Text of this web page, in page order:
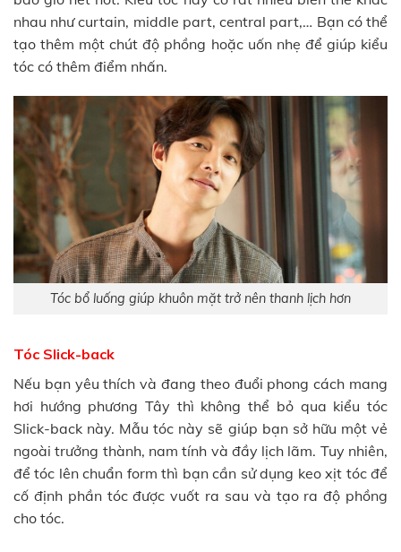
nhau như curtain, middle part, central part,… Bạn có thể
tạo thêm một chút độ phồng hoặc uốn nhẹ để giúp kiểu
tóc có thêm điểm nhấn.
Tóc bổ luống giúp khuôn mặt trở nên thanh lịch hơn
Tóc Slick-back
Nếu bạn yêu thích và đang theo đuổi phong cách mang
hơi hướng phương Tây thì không thể bỏ qua kiểu tóc
Slick-back này. Mẫu tóc này sẽ giúp bạn sở hữu một vẻ
ngoài trưởng thành, nam tính và đầy lịch lãm. Tuy nhiên,
để tóc lên chuẩn form thì bạn cần sử dụng keo xịt tóc để
cố định phần tóc được vuốt ra sau và tạo ra độ phồng
cho tóc.